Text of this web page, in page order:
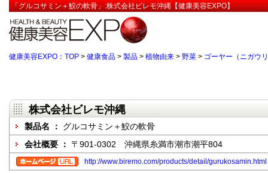
「グルコサミン＋鮫の軟骨」:株式会社ビレモ沖縄【健康美容EXPO】
健康美容EXPO：TOP > 健康食品 > 製品 > 植物由来 > 野菜 > ゴーヤー（ニガウ
株式会社ビレモ沖縄
製品名 ： グルコサミン＋鮫の軟骨
会社概要 ： 〒901-0302 沖縄県糸満市潮市潮平804
http://www.biremo.com/products/detail/gurukosamin.html